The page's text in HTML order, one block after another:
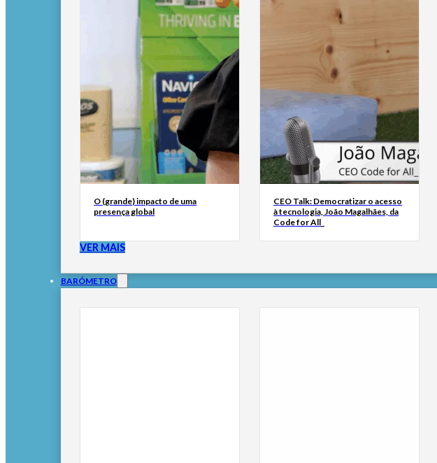
O (grande) impacto de uma
presença global
CEO Talk: Democratizar o acesso
à tecnologia, João Magalhães, da
Code for All_
VER MAIS
BARÓMETRO